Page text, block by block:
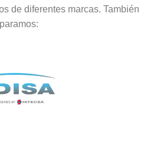
de diferentes marcas. También